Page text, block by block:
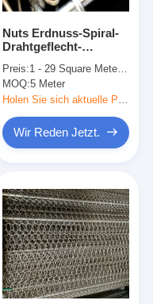
Nuts Erdnuss-Spiral-
Drahtgeflecht-
aus Edelstahl
Preis:1 - 29 Square Meters $17.80， 30 - 99 Square Meters $17.50， >=100 Square Meters $16.90
MOQ:5 Meter
Wir Reden Jetzt.